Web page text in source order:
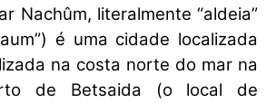
Nachûm, literalmente “aldeia”
é uma cidade localizada
na costa norte do mar na
de Betsaida (o local de